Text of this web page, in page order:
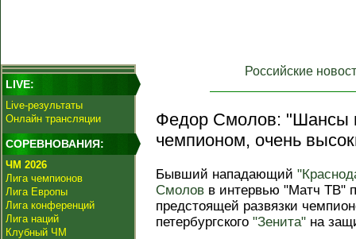
LIVE:
Live-результаты
Онлайн трансляции
СОРЕВНОВАНИЯ:
ЧМ 2026
Лига чемпионов
Лига Европы
Лига конференций
Лига наций
Клубный ЧМ
Российские
Федор Смолов: "Шансы
чемпионом, очень
Бывший нападающий
Смолов в интервью "Матч ТВ"
предстоящей развязки
петербургского "Зенита" на